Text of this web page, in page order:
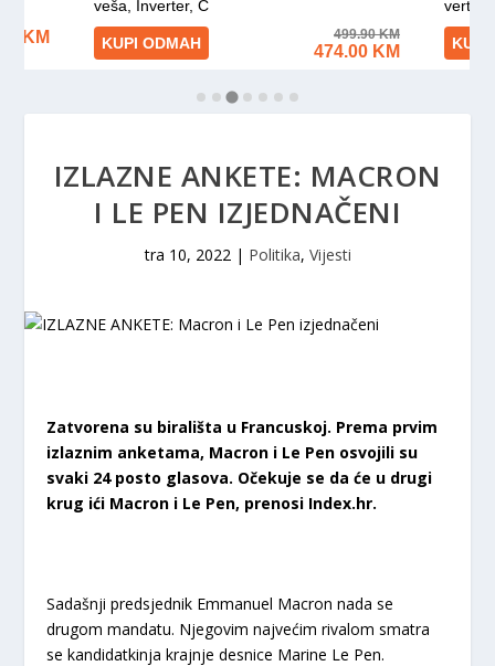
IZLAZNE ANKETE: MACRON
I LE PEN IZJEDNAČENI
tra 10, 2022| Politika, Vijesti
Zatvorena su birališta u Francuskoj. Prema prvim
izlaznim anketama, Macron i Le Pen osvojili su
svaki 24 posto glasova. Očekuje se da će u drugi
krug ići Macron i Le Pen, prenosi Index.hr.
Sadašnji predsjednik Emmanuel Macron nada se
drugom mandatu. Njegovim najvećim rivalom smatra
se kandidatkinja krajnje desnice Marine Le Pen.